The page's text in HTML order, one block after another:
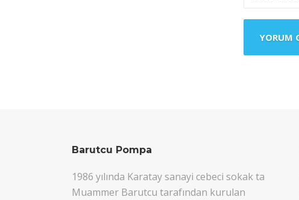
Barutcu Pompa
1986 yılında Karatay sanayi cebeci sokak ta
Muammer Barutcu tarafından kurulan